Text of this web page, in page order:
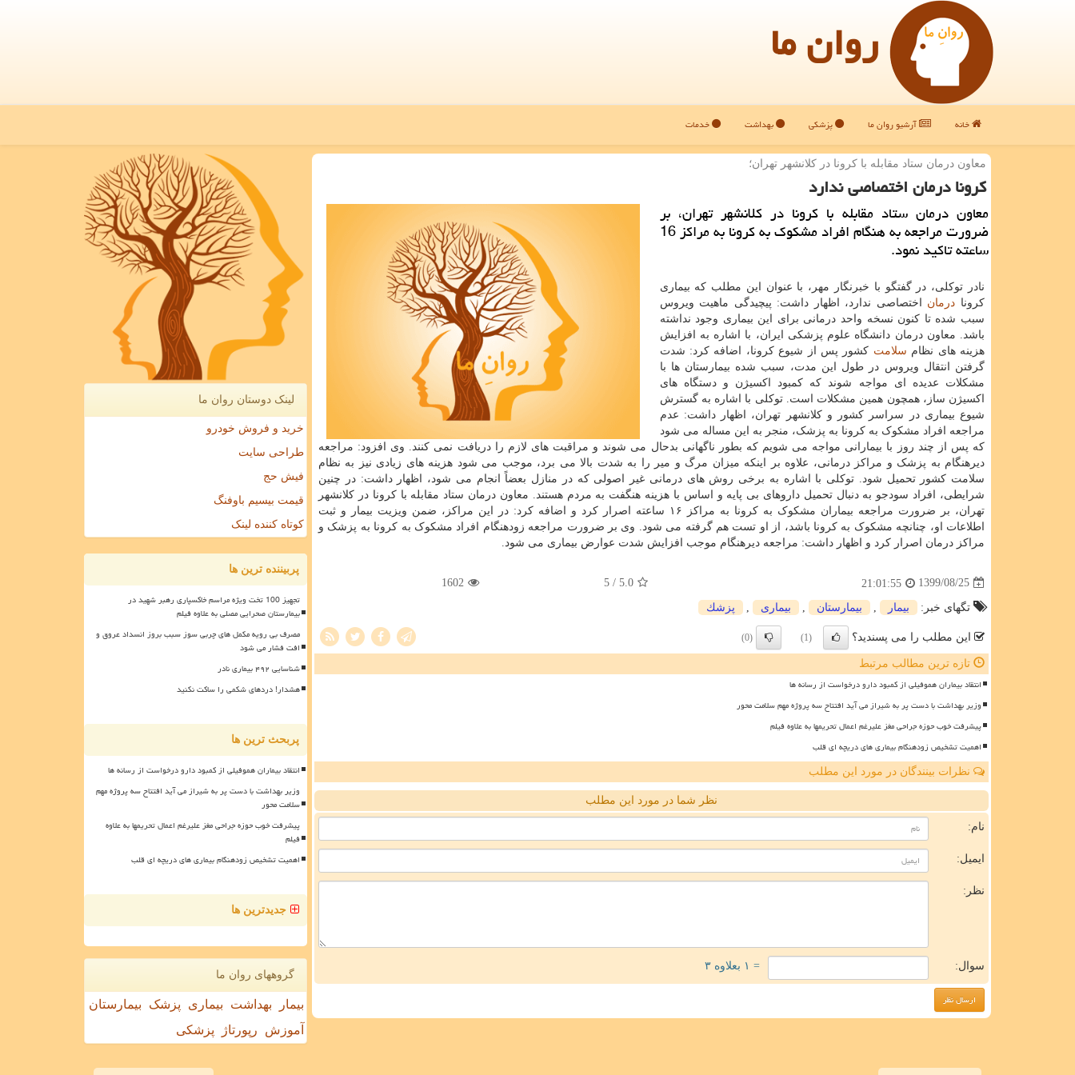
روان ما
خانه آرشیو روان ما پزشکی بهداشت خدمات
معاون درمان ستاد مقابله با كرونا در كلانشهر تهران؛
كرونا درمان اختصاصی ندارد
معاون درمان ستاد مقابله با كرونا در كلانشهر تهران، بر
ضرورت مراجعه به هنگام افراد مشكوك به كرونا به مراكز 16
ساعته تاكید نمود.
نادر توکلی، در گفتگو با خبرنگار مهر، با عنوان این مطلب که بیماری
کرونا درمان اختصاصی ندارد، اظهار داشت: پیچیدگی ماهیت ویروس
سبب شده تا کنون نسخه واحد درمانی برای این بیماری وجود نداشته
باشد. معاون درمان دانشگاه علوم پزشکی ایران، با اشاره به افزایش
هزینه های نظام سلامت کشور پس از شیوع کرونا، اضافه کرد: شدت
گرفتن انتقال ویروس در طول این مدت، سبب شده بیمارستان ها با
مشکلات عدیده ای مواجه شوند که کمبود اکسیژن و دستگاه های
اکسیژن ساز، همچون همین مشکلات است. توکلی با اشاره به گسترش
شیوع بیماری در سراسر کشور و کلانشهر تهران، اظهار داشت: عدم
مراجعه افراد مشکوک به کرونا به پزشک، منجر به این مساله می شود
که پس از چند روز با بیمارانی مواجه می شویم که بطور ناگهانی بدحال می شوند و مراقبت های لازم را دریافت نمی کنند. وی افزود: مراجعه
دیرهنگام به پزشک و مراکز درمانی، علاوه بر اینکه میزان مرگ و میر را به شدت بالا می برد، موجب می شود هزینه های زیادی نیز به نظام
سلامت کشور تحمیل شود. توکلی با اشاره به برخی روش های درمانی غیر اصولی که در منازل بعضاً انجام می شود، اظهار داشت: در چنین
شرایطی، افراد سودجو به دنبال تحمیل داروهای بی پایه و اساس با هزینه هنگفت به مردم هستند. معاون درمان ستاد مقابله با کرونا در کلانشهر
تهران، بر ضرورت مراجعه بیماران مشکوک به کرونا به مراکز ۱۶ ساعته اصرار کرد و اضافه کرد: در این مراکز، ضمن ویزیت بیمار و ثبت
اطلاعات او، چنانچه مشکوک به کرونا باشد، از او تست هم گرفته می شود. وی بر ضرورت مراجعه زودهنگام افراد مشکوک به کرونا به پزشک و
مراکز درمان اصرار کرد و اظهار داشت: مراجعه دیرهنگام موجب افزایش شدت عوارض بیماری می شود.
1399/08/25
21:01:55
5.0
/ 5
1602
تگهای خبر: بیمار بیمارستان بیماری پزشك
این مطلب را می پسندید؟ (1)
(0)
تازه ترین مطالب مرتبط
انتقاد بیماران هموفیلی از کمبود دارو درخواست از رسانه ها
وزیر بهداشت با دست پر به شیراز می آید افتتاح سه پروژه مهم سلامت محور
پیشرفت خوب حوزه جراحی مغز علیرغم اعمال تحریمها به علاوه فیلم
اهمیت تشخیص زودهنگام بیماری های دریچه ای قلب
نظرات بینندگان در مورد این مطلب
نظر شما در مورد این مطلب
نام:
ایمیل:
نظر:
سوال: = ۱ بعلاوه ۳
لینک دوستان روان ما
خرید و فروش خودرو
طراحی سایت
فیش حج
قیمت بیسیم باوفنگ
کوتاه کننده لینک
پربیننده ترین ها
تجهیز 100 تخت ویژه مراسم خاکسپاری رهبر شهید در
بیمارستان صحرایی مصلی به علاوه فیلم
مصرف بی رویه مکمل های چربی سوز سبب بروز انسداد عروق و
افت فشار می شود
شناسایی ۴۹۲ بیماری نادر
هشدار! دردهای شکمی را ساکت نکنید
پربحث ترین ها
انتقاد بیماران هموفیلی از کمبود دارو درخواست از رسانه ها
وزیر بهداشت با دست پر به شیراز می آید افتتاح سه پروژه مهم
سلامت محور
پیشرفت خوب حوزه جراحی مغز علیرغم اعمال تحریمها به علاوه
فیلم
اهمیت تشخیص زودهنگام بیماری های دریچه ای قلب
جدیدترین ها
گروههای روان ما
بیمار بهداشت بیماری پزشک
بیمارستان
آموزش
رپورتاژ پزشکی